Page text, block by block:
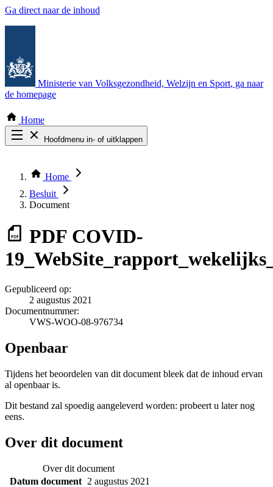
Ga direct naar de inhoud
Ministerie van Volksgezondheid, Welzijn en Sport, ga naar
de homepage
Home
Hoofdmenu in- of uitklappen
Thema COVID-19
Bekijk per bestuursorgaan
Home
Besluit
Document
PDF COVID-
Gepubliceerd op:
2 augustus 2021
Documentnummer:
VWS-WOO-08-976734
Openbaar
Tijdens het beoordelen van dit document bleek dat de inhoud ervan
al openbaar is.
Dit bestand zal spoedig aangeleverd worden: probeert u later nog
eens.
Over dit document
Over dit document
Datum document 2 augustus 2021